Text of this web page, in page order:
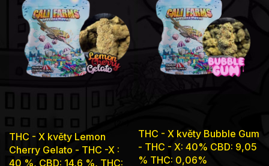
hodnocení
produktu
THC - X květy Lemon
Cherry Gelato - THC -X :
40 %, CBD: 14,6 %, THC:
hodnocení
produktu
THC - X květy Bubble Gum
- THC - X: 40% CBD: 9,05
% THC: 0,06%